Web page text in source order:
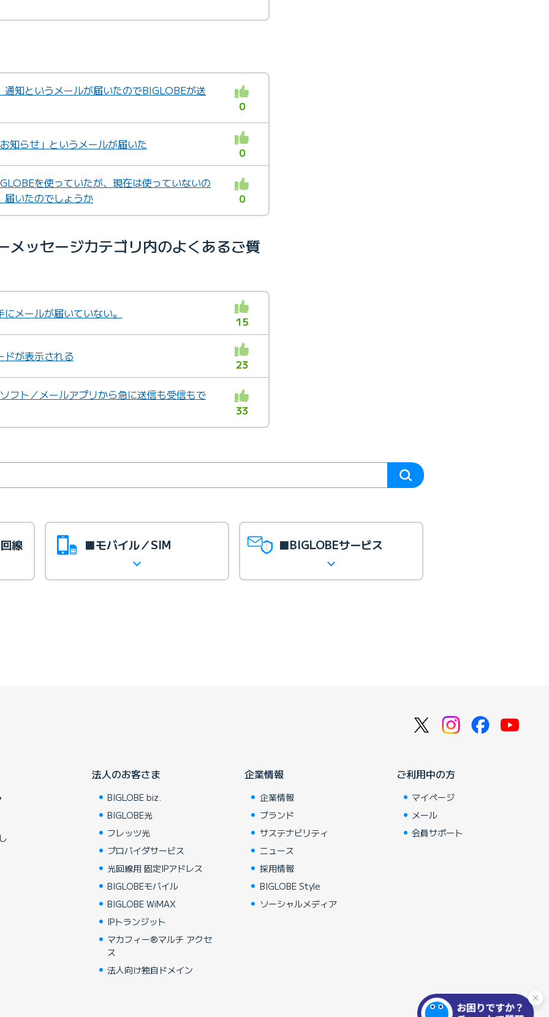
知というメールが届いたのでBIGLOBEが送
0
らせ」というメールが届いた
0
を使っていたが、現在は使っていないの
届いたのでしょうか
0
メッセージカテゴリ内のよくあるご質
メールが届いていない。
15
ドが表示される
23
ト／メールアプリから急に送信も受信もで
33
線 ■モバイル／SIM ■BIGLOBEサービス
法人のお客さま
BIGLOBE biz.
BIGLOBE光
フレッツ光
プロバイダサービス
光回線用 固定IPアドレス
BIGLOBEモバイル
BIGLOBE WiMAX
IPトランジット
マカフィー®マルチ アクセ
ス
法人向け独自ドメイン
企業情報
企業情報
ブランド
サステナビリティ
ニュース
採用情報
BIGLOBE Style
ソーシャルメディア
ご利用中の方
マイページ
メール
会員サポート